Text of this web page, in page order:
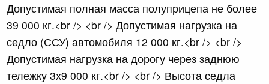
Допустимая полная масса полуприцепа не более
39 000 кг.<br /> <br /> Допустимая нагрузка на
седло (ССУ) автомобиля 12 000 кг.<br /> <br />
Допустимая нагрузка на дорогу через заднюю
тележку 3х9 000 кг.<br /> <br /> Высота седла